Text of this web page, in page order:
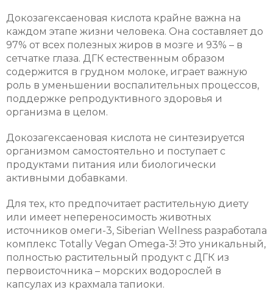
Докозагексаеновая кислота крайне важна на
каждом этапе жизни человека. Она составляет до
97% от всех полезных жиров в мозге и 93% – в
сетчатке глаза. ДГК естественным образом
содержится в грудном молоке, играет важную
роль в уменьшении воспалительных процессов,
поддержке репродуктивного здоровья и
организма в целом.
Докозагексаеновая кислота не синтезируется
организмом самостоятельно и поступает с
продуктами питания или биологически
активными добавками.
Для тех, кто предпочитает растительную диету
или имеет непереносимость животных
источников омеги-3, Siberian Wellness разработала
комплекс Totally Vegan Omega-3! Это уникальный,
полностью растительный продукт с ДГК из
первоисточника – морских водорослей в
капсулах из крахмала тапиоки.